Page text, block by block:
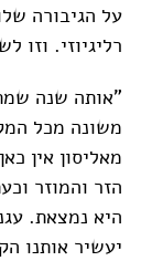
על הגיבורה
רליגיוזי. וזו
"אותה שנה
משונה מכל
מאליסון אין
הזר והמוזר
היא נמצאת.
יעשיר אותנו